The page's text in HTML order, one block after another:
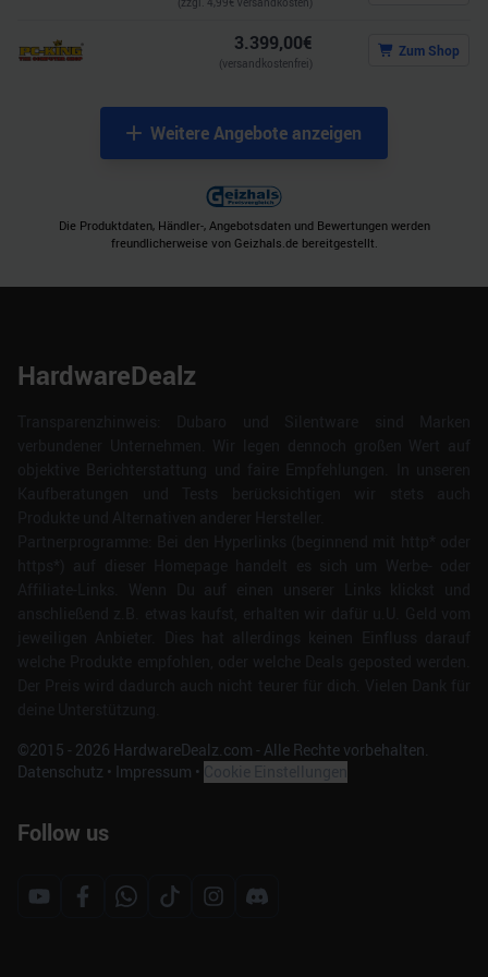
3.399,00€
(versandkostenfrei)
Zum Shop
Weitere Angebote anzeigen
Die Produktdaten, Händler-, Angebotsdaten und Bewertungen werden
freundlicherweise von Geizhals.de bereitgestellt.
HardwareDealz
©2015 - 2026 HardwareDealz.com - Alle Rechte vorbehalten.
Datenschutz • Impressum •
Follow us